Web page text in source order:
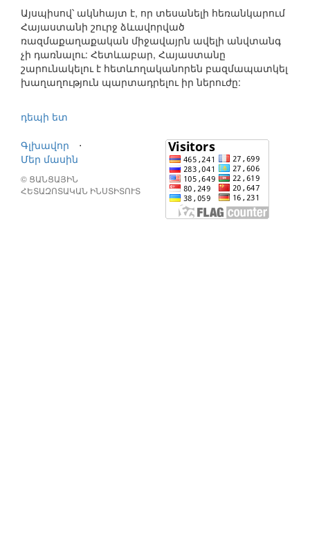
Այսպիսով՝ ակնհայտ է, որ տեսանելի հեռանկարում
Հայաստանի շուրջ ձևավորված
ռազմաքաղաքական միջավայրն ավելի անվտանգ
չի դառնալու: Հետևաբար, Հայաստանը
շարունակելու է հետևողականորեն բազմապատկել
խաղաղություն պարտադրելու իր ներուժը:
դեպի ետ
Գլխավոր
⋅
Մեր մասին
© ՑԱՆՑԱՅԻՆ
ՀԵՏԱԶՈՏԱԿԱՆ ԻՆՍՏԻՏՈՒՏ